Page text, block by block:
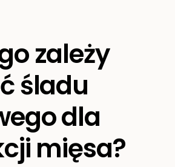
zależy
śladu
dla
mięsa?